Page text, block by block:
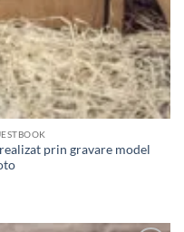
prin gravare model